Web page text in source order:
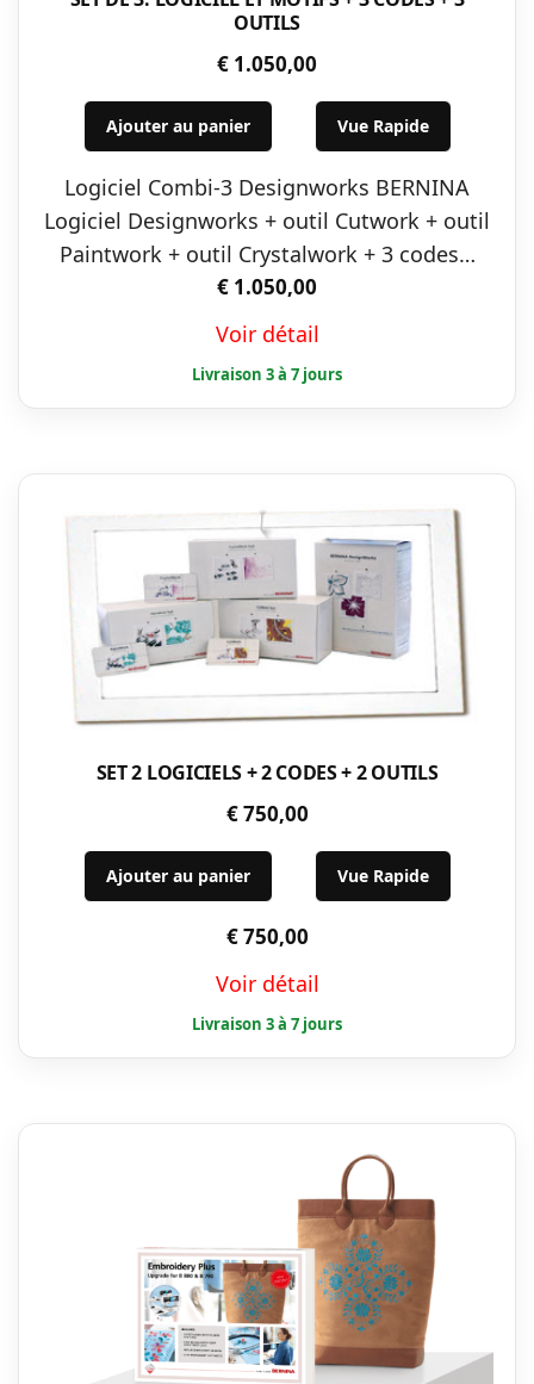
OUTILS
€ 1.050,00
Ajouter au panier Vue Rapide
Logiciel Combi-3 Designworks BERNINA
Logiciel Designworks + outil Cutwork + outil
Paintwork + outil Crystalwork + 3 codes…
€ 1.050,00
Voir détail
SET 2 LOGICIELS + 2 CODES + 2 OUTILS
€750,00
Ajouter au panier Vue Rapide
€750,00
Voir détail